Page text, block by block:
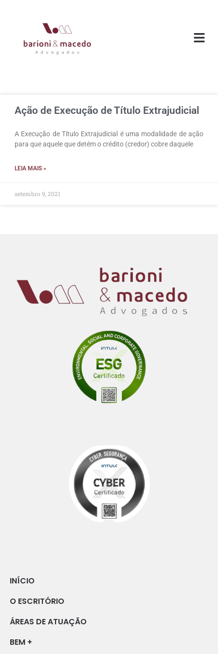
Ação de Execução de Título Extrajudicial
A Execução de Título Extrajudicial é uma modalidade de ação
para que aquele que detém o crédito (credor) cobre daquele
LEIA MAIS »
setembro 9, 2021
INÍCIO
O ESCRITÓRIO
ÁREAS DE ATUAÇÃO
BEM +